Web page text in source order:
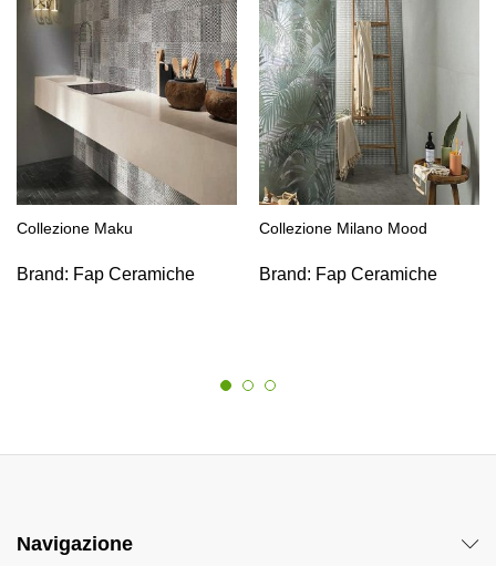
Collezione Maku
Brand: Fap Ceramiche
Collezione Milano Mood
Brand: Fap Ceramiche
Navigazione